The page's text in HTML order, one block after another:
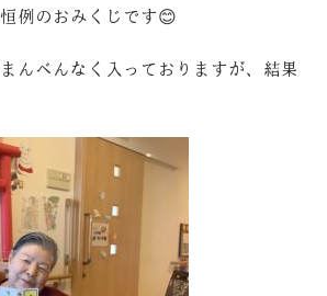
例のおみくじです😊
んべんなく入っておりますが、結果